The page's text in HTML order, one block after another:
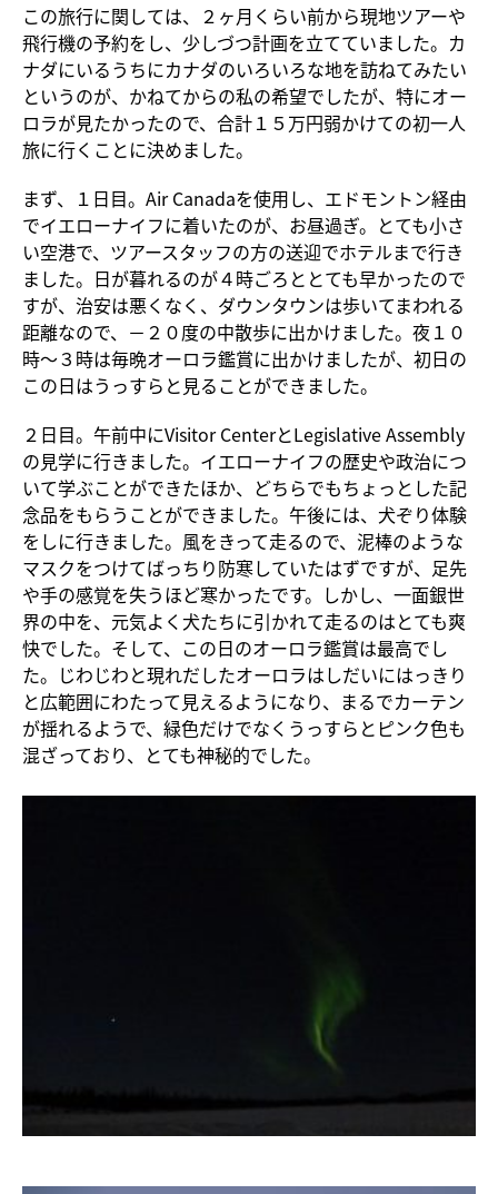
この旅行に関しては、２ヶ月くらい前から現地ツアーや
飛行機の予約をし、少しづつ計画を立てていました。カ
ナダにいるうちにカナダのいろいろな地を訪ねてみたい
というのが、かねてからの私の希望でしたが、特にオー
ロラが見たかったので、合計１５万円弱かけての初一人
旅に行くことに決めました。
まず、１日目。Air Canadaを使用し、エドモントン経由
でイエローナイフに着いたのが、お昼過ぎ。とても小さ
い空港で、ツアースタッフの方の送迎でホテルまで行き
ました。日が暮れるのが４時ごろととても早かったので
すが、治安は悪くなく、ダウンタウンは歩いてまわれる
距離なので、－２０度の中散歩に出かけました。夜１０
時～３時は毎晩オーロラ鑑賞に出かけましたが、初日の
この日はうっすらと見ることができました。
２日目。午前中にVisitor CenterとLegislative Assembly
の見学に行きました。イエローナイフの歴史や政治につ
いて学ぶことができたほか、どちらでもちょっとした記
念品をもらうことができました。午後には、犬ぞり体験
をしに行きました。風をきって走るので、泥棒のような
マスクをつけてばっちり防寒していたはずですが、足先
や手の感覚を失うほど寒かったです。しかし、一面銀世
界の中を、元気よく犬たちに引かれて走るのはとても爽
快でした。そして、この日のオーロラ鑑賞は最高でし
た。じわじわと現れだしたオーロラはしだいにはっきり
と広範囲にわたって見えるようになり、まるでカーテン
が揺れるようで、緑色だけでなくうっすらとピンク色も
混ざっており、とても神秘的でした。